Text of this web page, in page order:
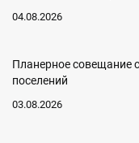
04.08.2026
Планерное совещание
поселений
03.08.2026